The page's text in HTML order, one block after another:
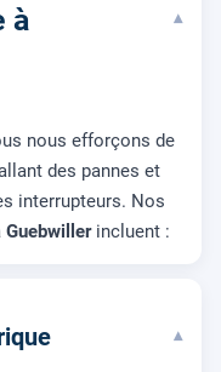
à
▾
nous efforçons de
des pannes et
interrupteurs. Nos
Guebwillerincluent :
▾